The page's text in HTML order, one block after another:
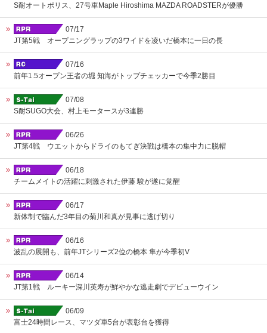
S耐オートポリス、27号車Maple Hiroshima MAZDA ROADSTERが優勝
07/17
JT第5戦 オープニングラップの3ワイドを凌いだ橋本に一日の長
07/16
前年1.5オープン王者の堀 知海がトップチェッカーで今季2勝目
07/08
S耐SUGO大会、村上モータースが3連勝
06/26
JT第4戦 ウエットからドライのもてぎ決戦は橋本の集中力に脱帽
06/18
チームメイトの活躍に刺激された伊藤 駿が遂に覚醒
06/17
新体制で臨んだ3年目の菊川和真が見事に逃げ切り
06/16
波乱の展開も、前年JTシリーズ2位の橋本 隼が今季初V
06/14
JT第1戦 ルーキー深川英寿が鮮やかな逃走劇でデビューウイン
06/09
富士24時間レース、マツダ車5台が表彰台を獲得